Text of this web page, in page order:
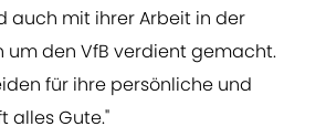
auch mit ihrer Arbeit in der
um den VfB verdient gemacht.
für ihre persönliche und
alles Gute."